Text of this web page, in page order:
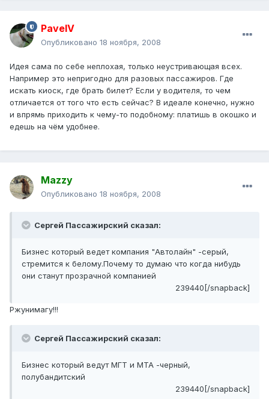
PavelV
Опубликовано 18 ноября, 2008
Идея сама по себе неплохая, только неустривающая всех.
Например это непригодно для разовых пассажиров. Где
искать киоск, где брать билет? Если у водителя, то чем
отличается от того что есть сейчас? В идеале конечно, нужно
и впрямь приходить к чему-то подобному: платишь в окошко и
едешь на чём удобнее.
Mazzy
Опубликовано 18 ноября, 2008
Сергей Пассажирский сказал:
Бизнес который ведет компания "Автолайн" -серый,
стремится к белому.Почему то думаю что когда нибудь
они станут прозрачной компанией
239440[/snapback]
Ржунимагу!!!
Сергей Пассажирский сказал:
Бизнес который ведут МГТ и МТА -черный,
полубандитский
239440[/snapback]